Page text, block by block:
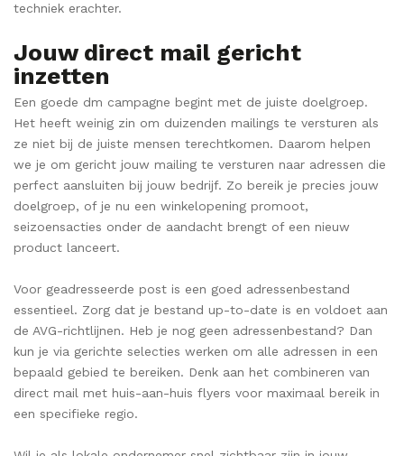
techniek erachter.
Jouw direct mail gericht
inzetten
Een goede dm campagne begint met de juiste doelgroep.
Het heeft weinig zin om duizenden mailings te versturen als
ze niet bij de juiste mensen terechtkomen. Daarom helpen
we je om gericht jouw mailing te versturen naar adressen die
perfect aansluiten bij jouw bedrijf. Zo bereik je precies jouw
doelgroep, of je nu een winkelopening promoot,
seizoensacties onder de aandacht brengt of een nieuw
product lanceert.
Voor geadresseerde post is een goed adressenbestand
essentieel. Zorg dat je bestand up-to-date is en voldoet aan
de AVG-richtlijnen. Heb je nog geen adressenbestand? Dan
kun je via gerichte selecties werken om alle adressen in een
bepaald gebied te bereiken. Denk aan het combineren van
direct mail met huis-aan-huis flyers voor maximaal bereik in
een specifieke regio.